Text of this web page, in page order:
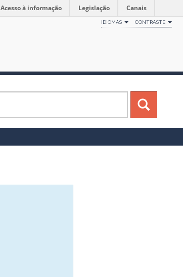
Acesso à informação Legislação Canais
IDIOMAS CONTRASTE